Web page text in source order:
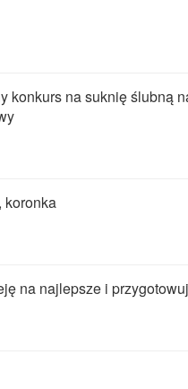
konkurs na suknię ślubną
koronka
na najlepsze i